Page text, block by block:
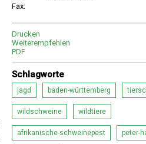
Fax:
Drucken
Weiterempfehlen
PDF
Schlagworte
jagd baden-württemberg
wildschweine wildtiere
afrikanische-schweinepest peter-